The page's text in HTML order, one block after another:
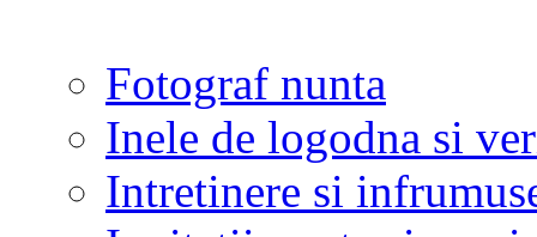
Fotograf nunta
Inele de logodna si
Intretinere si